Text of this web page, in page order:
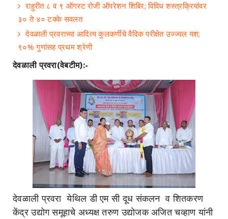
राहुरीत ८ व ९ ऑगस्ट रोजी ऑपरेशन शिबिर; विविध शस्त्रक्रियांवर
३० ते ४० टक्के सवलत
देवळाली प्रवराच्या आदित्य कुलकर्णीचे वैदिक परीक्षेत उज्ज्वल यश;
९०% गुणांसह प्रथम श्रेणी
देवळाली प्रवरा(वेबटीम):-
देवळाली प्रवरा येथिल डी एम सी दूध संकलन व शितकरण
केंद्र उद्योग समूहाचे अध्यक्ष तरुण उद्योजक अजित चव्हाण यांनी